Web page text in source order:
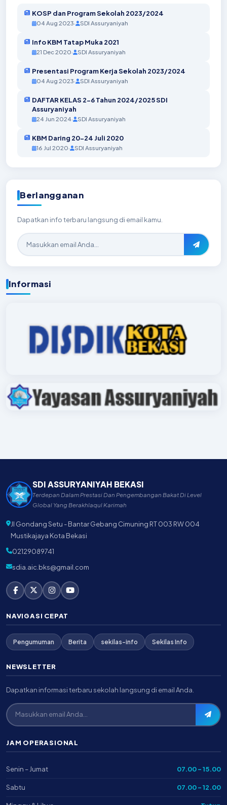
KOSP dan Program Sekolah 2023/2024
04 Aug 2023· SDI Assuryaniyah
Info KBM Tatap Muka 2021
21 Dec 2020· SDI Assuryaniyah
Presentasi Program Kerja Sekolah 2023/2024
04 Aug 2023· SDI Assuryaniyah
DAFTAR KELAS 2-6 Tahun 2024/2025 SDI
Assuryaniyah
24 Jun 2024· SDI Assuryaniyah
KBM Daring 20-24 Juli 2020
16 Jul 2020· SDI Assuryaniyah
Berlangganan
Dapatkan info terbaru langsung di email kamu.
Informasi
SDI ASSURYANIYAH BEKASI
Terdepan Dalam Prestasi Dan Pengembangan Bakat Di Level
Global Yang Berakhlaqul Karimah
Jl Gondang Setu - Bantar Gebang Cimuning RT 003 RW 004
Mustikajaya Kota Bekasi
02129089741
sdia.aic.bks@gmail.com
NAVIGASI CEPAT
Pengumuman Berita sekilas-info Sekilas Info
NEWSLETTER
Dapatkan informasi terbaru sekolah langsung di email Anda.
JAM OPERASIONAL
Senin – Jumat 07.00 – 15.00
Sabtu 07.00 – 12.00